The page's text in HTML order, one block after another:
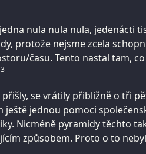
nula nula nula, jedenácti
protože nejsme zcela
času. Tento nastal tam, co
3
se vrátily přibližně o tři
ještě jednou pomoci
Nicméně pyramidy těchto
způsobem. Proto o to